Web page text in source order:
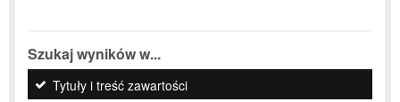
Szukaj wyników w...
Tytuły i treść zawartości